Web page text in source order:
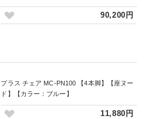
90,200円
プラス チェア MC-PN100 【4本脚】【座ヌー
ド】【カラー：ブルー】
11,880円